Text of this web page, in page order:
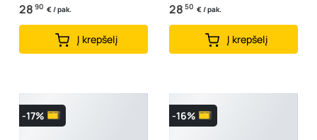
28 90 € / pak.
Į krepšelį
28 50 € / pak.
Į krepšelį
-17% -16%